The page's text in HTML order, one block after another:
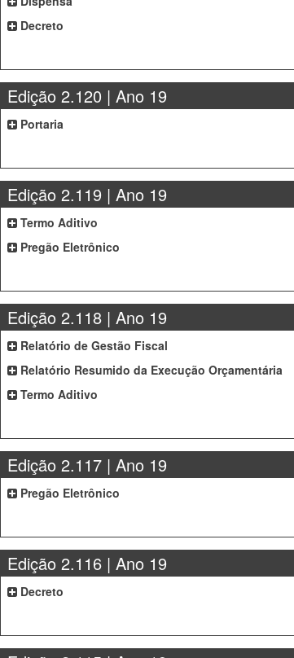
Decreto
Edição 2.120 | Ano 19
Portaria
Edição 2.119 | Ano 19
Termo Aditivo
Pregão Eletrônico
Edição 2.118 | Ano 19
Relatório de Gestão Fiscal
Relatório Resumido da Execução Orçamentária
Termo Aditivo
Edição 2.117 | Ano 19
Pregão Eletrônico
Edição 2.116 | Ano 19
Decreto